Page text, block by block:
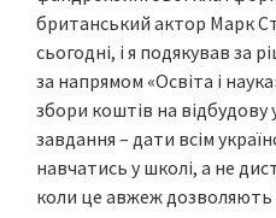
британський актор Марк
сьогодні, і я подякував за
за напрямом «Освіта і
збори коштів на відбудову
завдання – дати всім
навчатись у школі, а не
коли це авжеж дозволяють